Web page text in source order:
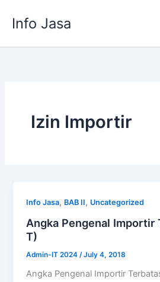
Info Jasa
Izin Importir
Info Jasa, BAB II, Uncategorized
Angka Pengenal Importir
T)
Admin-IT 2024 /July 4, 2018
Angka Pengenal Importir